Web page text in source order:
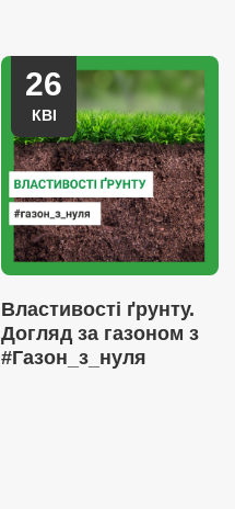
26
КВІ
Властивості ґрунту.
Догляд за газоном з
#Газон_з_нуля